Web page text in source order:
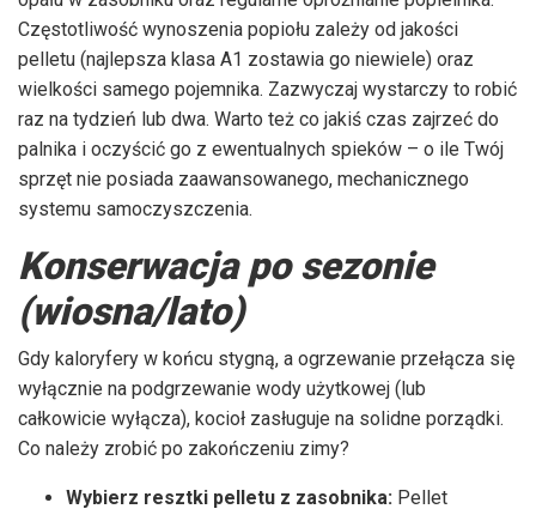
Częstotliwość wynoszenia popiołu zależy od jakości
pelletu (najlepsza klasa A1 zostawia go niewiele) oraz
wielkości samego pojemnika. Zazwyczaj wystarczy to robić
raz na tydzień lub dwa. Warto też co jakiś czas zajrzeć do
palnika i oczyścić go z ewentualnych spieków – o ile Twój
sprzęt nie posiada zaawansowanego, mechanicznego
systemu samoczyszczenia.
Konserwacja po sezonie
(wiosna/lato)
Gdy kaloryfery w końcu stygną, a ogrzewanie przełącza się
wyłącznie na podgrzewanie wody użytkowej (lub
całkowicie wyłącza), kocioł zasługuje na solidne porządki.
Co należy zrobić po zakończeniu zimy?
Wybierz resztki pelletu z zasobnika: Pellet